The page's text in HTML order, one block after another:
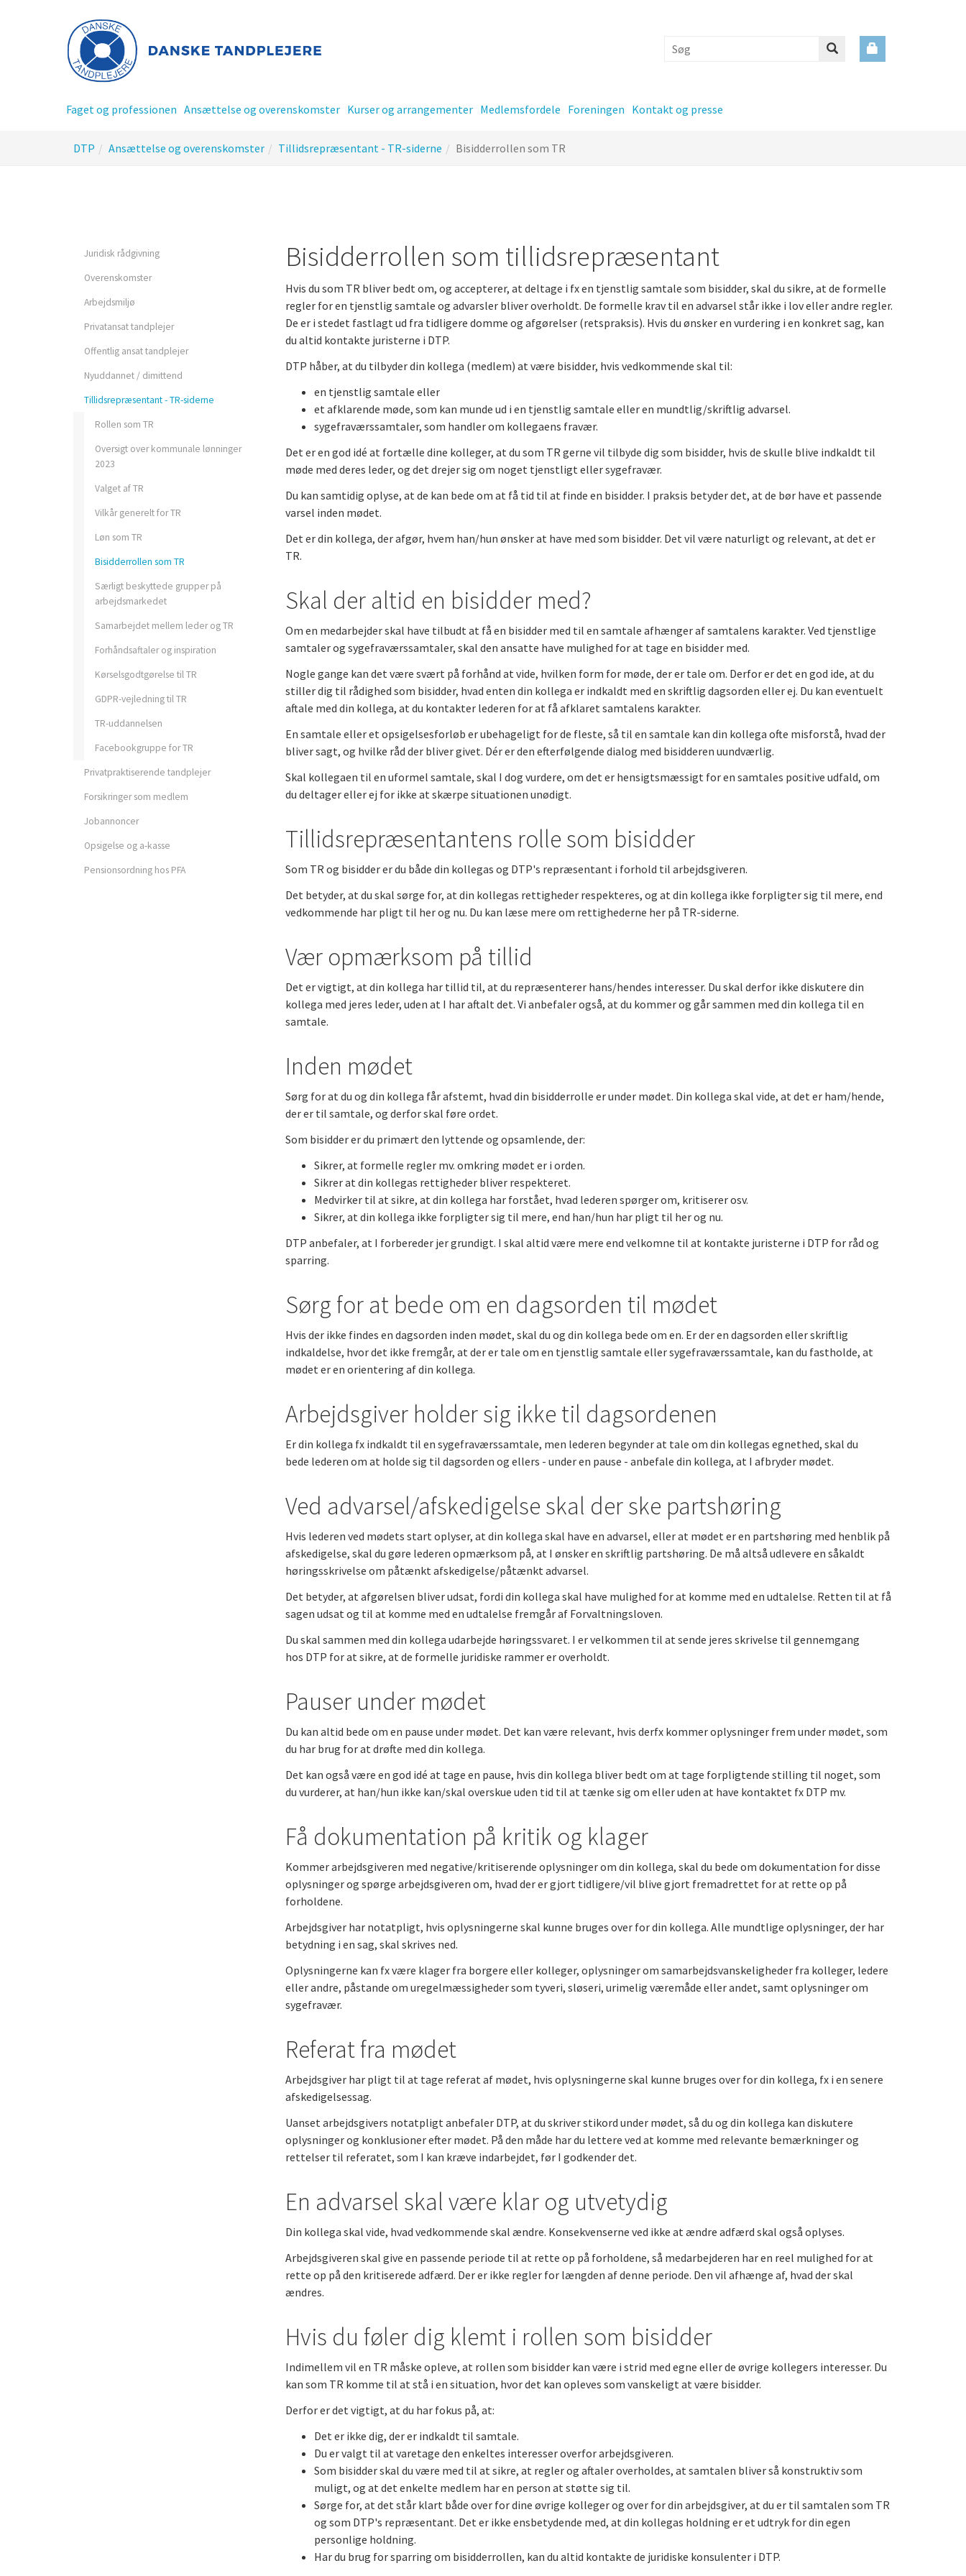
Faget og professionen
Fagprofiler
Ansættelse og overenskomster
Tillidsrepræsentant - TR-
Privatpraktiserende
Opsigelse og a-kasse
Kurser og arrangementer Medlemsfordele Foreningen Kontakt og presse
er
DTP Ansættelse og overenskomster Tillidsrepræsentant - TR-siderne Bisidderrollen som TR
Juridisk rådgivning
Overenskomster
Arbejdsmiljø
Privatansat tandplejer
Offentlig ansat tandplejer
Nyuddannet / dimittend
Tillidsrepræsentant - TR-siderne
Rollen som TR
Oversigt over kommunale lønninger
2023
Valget af TR
Vilkår generelt for TR
Løn som TR
Bisidderrollen som TR
Særligt beskyttede grupper på
arbejdsmarkedet
Samarbejdet mellem leder og TR
Forhåndsaftaler og inspiration
Kørselsgodtgørelse til TR
GDPR-vejledning til TR
TR-uddannelsen
Facebookgruppe for TR
Privatpraktiserende tandplejer
Forsikringer som medlem
Jobannoncer
Opsigelse og a-kasse
Pensionsordning hos PFA
Bisidderrollen som tillidsrepræsentant
Hvis du som TR bliver bedt om, og accepterer, at deltage i fx en tjenstlig samtale som bisidder, skal du sikre, at de formelle
regler for en tjenstlig samtale og advarsler bliver overholdt. De formelle krav til en advarsel står ikke i lov eller andre regler.
De er i stedet fastlagt ud fra tidligere domme og afgørelser (retspraksis). Hvis du ønsker en vurdering i en konkret sag, kan
du altid kontakte juristerne i DTP.
DTP håber, at du tilbyder din kollega (medlem) at være bisidder, hvis vedkommende skal til:
en tjenstlig samtale eller
et afklarende møde, som kan munde ud i en tjenstlig samtale eller en mundtlig/skriftlig advarsel.
sygefraværssamtaler, som handler om kollegaens fravær.
Det er en god idé at fortælle dine kolleger, at du som TR gerne vil tilbyde dig som bisidder, hvis de skulle blive indkaldt til
møde med deres leder, og det drejer sig om noget tjenstligt eller sygefravær.
Du kan samtidig oplyse, at de kan bede om at få tid til at finde en bisidder. I praksis betyder det, at de bør have et passende
varsel inden mødet.
Det er din kollega, der afgør, hvem han/hun ønsker at have med som bisidder. Det vil være naturligt og relevant, at det er
TR.
Skal der altid en bisidder med?
Om en medarbejder skal have tilbudt at få en bisidder med til en samtale afhænger af samtalens karakter. Ved tjenstlige
samtaler og sygefraværssamtaler, skal den ansatte have mulighed for at tage en bisidder med.
Nogle gange kan det være svært på forhånd at vide, hvilken form for møde, der er tale om. Derfor er det en god ide, at du
stiller dig til rådighed som bisidder, hvad enten din kollega er indkaldt med en skriftlig dagsorden eller ej. Du kan eventuelt
aftale med din kollega, at du kontakter lederen for at få afklaret samtalens karakter.
En samtale eller et opsigelsesforløb er ubehageligt for de fleste, så til en samtale kan din kollega ofte misforstå, hvad der
bliver sagt, og hvilke råd der bliver givet. Dér er den efterfølgende dialog med bisidderen uundværlig.
Skal kollegaen til en uformel samtale, skal I dog vurdere, om det er hensigtsmæssigt for en samtales positive udfald, om
du deltager eller ej for ikke at skærpe situationen unødigt.
Tillidsrepræsentantens rolle som bisidder
Som TR og bisidder er du både din kollegas og DTP's repræsentant i forhold til arbejdsgiveren.
Det betyder, at du skal sørge for, at din kollegas rettigheder respekteres, og at din kollega ikke forpligter sig til mere, end
vedkommende har pligt til her og nu. Du kan læse mere om rettighederne her på TR-siderne.
Vær opmærksom på tillid
Det er vigtigt, at din kollega har tillid til, at du repræsenterer hans/hendes interesser. Du skal derfor ikke diskutere din
kollega med jeres leder, uden at I har aftalt det. Vi anbefaler også, at du kommer og går sammen med din kollega til en
samtale.
Inden mødet
Sørg for at du og din kollega får afstemt, hvad din bisidderrolle er under mødet. Din kollega skal vide, at det er ham/hende,
der er til samtale, og derfor skal føre ordet.
Som bisidder er du primært den lyttende og opsamlende, der:
Sikrer, at formelle regler mv. omkring mødet er i orden.
Sikrer at din kollegas rettigheder bliver respekteret.
Medvirker til at sikre, at din kollega har forstået, hvad lederen spørger om, kritiserer osv.
Sikrer, at din kollega ikke forpligter sig til mere, end han/hun har pligt til her og nu.
DTP anbefaler, at I forbereder jer grundigt. I skal altid være mere end velkomne til at kontakte juristerne i DTP for råd og
sparring.
Sørg for at bede om en dagsorden til mødet
Hvis der ikke findes en dagsorden inden mødet, skal du og din kollega bede om en. Er der en dagsorden eller skriftlig
indkaldelse, hvor det ikke fremgår, at der er tale om en tjenstlig samtale eller sygefraværssamtale, kan du fastholde, at
mødet er en orientering af din kollega.
Arbejdsgiver holder sig ikke til dagsordenen
Er din kollega fx indkaldt til en sygefraværssamtale, men lederen begynder at tale om din kollegas egnethed, skal du
bede lederen om at holde sig til dagsorden og ellers - under en pause - anbefale din kollega, at I afbryder mødet.
Ved advarsel/afskedigelse skal der ske partshøring
Hvis lederen ved mødets start oplyser, at din kollega skal have en advarsel, eller at mødet er en partshøring med henblik på
afskedigelse, skal du gøre lederen opmærksom på, at I ønsker en skriftlig partshøring. De må altså udlevere en såkaldt
høringsskrivelse om påtænkt afskedigelse/påtænkt advarsel.
Det betyder, at afgørelsen bliver udsat, fordi din kollega skal have mulighed for at komme med en udtalelse. Retten til at få
sagen udsat og til at komme med en udtalelse fremgår af Forvaltningsloven.
Du skal sammen med din kollega udarbejde høringssvaret. I er velkommen til at sende jeres skrivelse til gennemgang
hos DTP for at sikre, at de formelle juridiske rammer er overholdt.
Pauser under mødet
Du kan altid bede om en pause under mødet. Det kan være relevant, hvis derfx kommer oplysninger frem under mødet, som
du har brug for at drøfte med din kollega.
Det kan også være en god idé at tage en pause, hvis din kollega bliver bedt om at tage forpligtende stilling til noget, som
du vurderer, at han/hun ikke kan/skal overskue uden tid til at tænke sig om eller uden at have kontaktet fx DTP mv.
Få dokumentation på kritik og klager
Kommer arbejdsgiveren med negative/kritiserende oplysninger om din kollega, skal du bede om dokumentation for disse
oplysninger og spørge arbejdsgiveren om, hvad der er gjort tidligere/vil blive gjort fremadrettet for at rette op på
forholdene.
Arbejdsgiver har notatpligt, hvis oplysningerne skal kunne bruges over for din kollega. Alle mundtlige oplysninger, der har
betydning i en sag, skal skrives ned.
Oplysningerne kan fx være klager fra borgere eller kolleger, oplysninger om samarbejdsvanskeligheder fra kolleger, ledere
eller andre, påstande om uregelmæssigheder som tyveri, sløseri, urimelig væremåde eller andet, samt oplysninger om
sygefravær.
Referat fra mødet
Arbejdsgiver har pligt til at tage referat af mødet, hvis oplysningerne skal kunne bruges over for din kollega, fx i en senere
afskedigelsessag.
Uanset arbejdsgivers notatpligt anbefaler DTP, at du skriver stikord under mødet, så du og din kollega kan diskutere
oplysninger og konklusioner efter mødet. På den måde har du lettere ved at komme med relevante bemærkninger og
rettelser til referatet, som I kan kræve indarbejdet, før I godkender det.
En advarsel skal være klar og utvetydig
Din kollega skal vide, hvad vedkommende skal ændre. Konsekvenserne ved ikke at ændre adfærd skal også oplyses.
Arbejdsgiveren skal give en passende periode til at rette op på forholdene, så medarbejderen har en reel mulighed for at
rette op på den kritiserede adfærd. Der er ikke regler for længden af denne periode. Den vil afhænge af, hvad der skal
ændres.
Hvis du føler dig klemt i rollen som bisidder
Indimellem vil en TR måske opleve, at rollen som bisidder kan være i strid med egne eller de øvrige kollegers interesser. Du
kan som TR komme til at stå i en situation, hvor det kan opleves som vanskeligt at være bisidder.
Derfor er det vigtigt, at du har fokus på, at:
Det er ikke dig, der er indkaldt til samtale.
Du er valgt til at varetage den enkeltes interesser overfor arbejdsgiveren.
Som bisidder skal du være med til at sikre, at regler og aftaler overholdes, at samtalen bliver så konstruktiv som
muligt, og at det enkelte medlem har en person at støtte sig til.
Sørge for, at det står klart både over for dine øvrige kolleger og over for din arbejdsgiver, at du er til samtalen som TR
og som DTP's repræsentant. Det er ikke ensbetydende med, at din kollegas holdning er et udtryk for din egen
personlige holdning.
Har du brug for sparring om bisidderrollen, kan du altid kontakte de juridiske konsulenter i DTP.